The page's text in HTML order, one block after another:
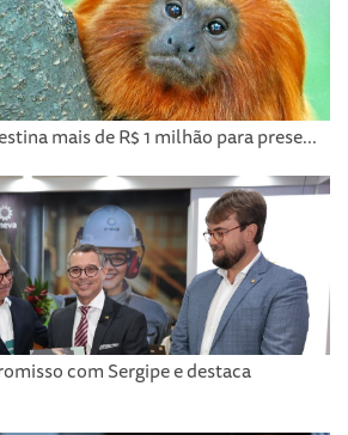
mais de R$ 1 milhão para prese...
com Sergipe e destaca